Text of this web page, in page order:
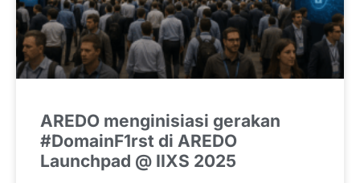
AREDO menginisiasi gerakan
#DomainF1rst di AREDO
Launchpad @ IIXS 2025